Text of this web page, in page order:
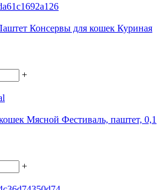
Консервы для кошек Куриная
+
Мясной Фестиваль, паштет, 0,1
+